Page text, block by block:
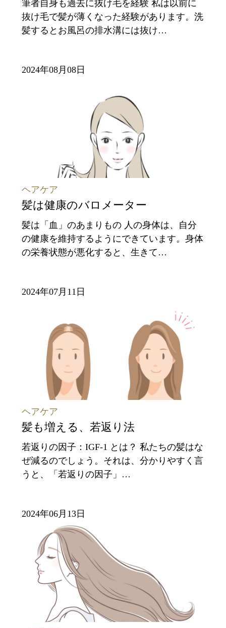
筆者自身も過去に抜け毛を経験 私は以前に
抜け毛で髪が薄くなった経験があります。洗
髪するとお風呂の排水溝には抜け…
2024年08月08日
ヘアケア
髪は健康のバロメーター
髪は「血」のあまりもの 人の身体は、自分
の健康を維持するようにできています。身体
の栄養状態が悪化すると、生きて…
2024年07月11日
ヘアケア
髪も増える、若返り法
若返りの因子：IGF-1 とは？ 私たちの髪はな
ぜ減るのでしょう。それは、分かりやすく言
うと、「若返りの因子」…
2024年06月13日